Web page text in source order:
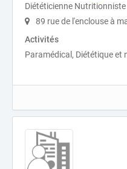
Diététicienne Nutritionniste
89 rue de l'enclouse à
Activités
Paramédical, Diététique